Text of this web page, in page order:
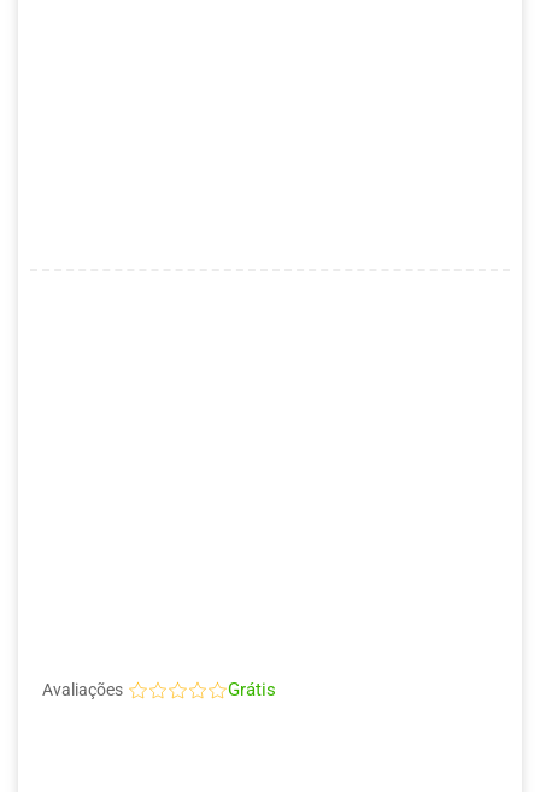
Avaliações Grátis